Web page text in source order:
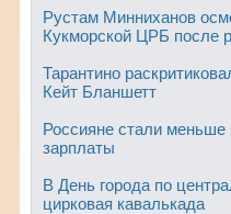
Рустам Минниханов
Кукморской ЦРБ после
Тарантино
Кейт Бланшетт
Россияне стали меньше
зарплаты
В День города по
цирковая кавалькада